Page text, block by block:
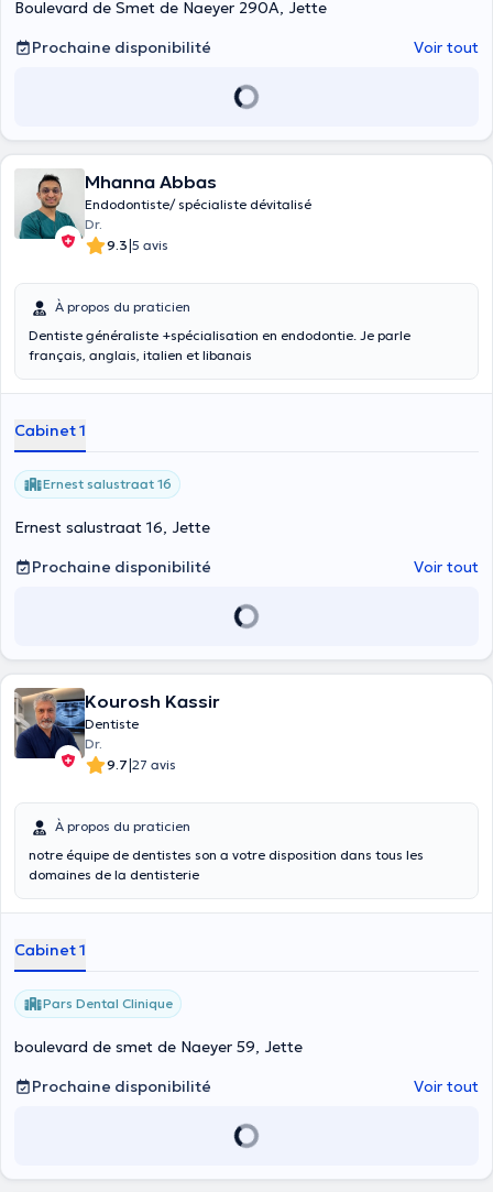
Boulevard de Smet de Naeyer 290A, Jette
Prochaine disponibilité
Voir tout
Mhanna Abbas
Endodontiste/ spécialiste dévitalisé
Dr.
9.3|5 avis
À propos du praticien
Dentiste généraliste +spécialisation en endodontie. Je parle
français, anglais, italien et libanais
Cabinet 1
Ernest salustraat 16
Ernest salustraat 16, Jette
Prochaine disponibilité
Voir tout
Kourosh Kassir
Dentiste
Dr.
9.7|27 avis
À propos du praticien
notre équipe de dentistes son a votre disposition dans tous les
domaines de la dentisterie
Cabinet 1
Pars Dental Clinique
boulevard de smet de Naeyer 59, Jette
Prochaine disponibilité
Voir tout